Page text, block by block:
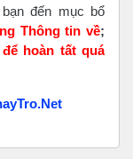
đến mục bổ
Thông tin về;
để hoàn tấtquá